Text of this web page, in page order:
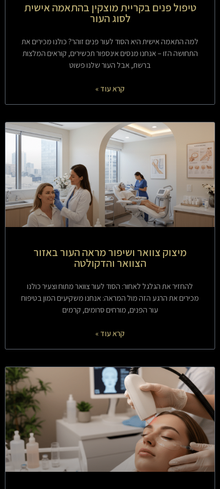
טיפול פנים בקריית מוצקין בהתאמה אישית
לסוג העור
למה התאמה אישית היא הסוד לעור פנים זוהר? כולנו מכירים את
התחושה הזו – אנחנו מנסים אינספור תכשירים, קוראים המלצות
ברשת, אבל העור שלנו פשוט
קרא עוד »
מיצוק צוואר ושיפור מראה העור באזור
הצוואר והדקולטה
להחזיר את הגלגל לאחור: הסוד לעור צוואר מתוח וצעיר כולנו
מכירים את הרגע הזה מול המראה: אנחנו משקיעים המון בטיפוח
עור הפנים, מורחים סרומים, קרמים
קרא עוד »